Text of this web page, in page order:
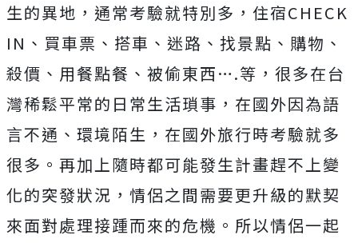
生的異地，通常考驗就特別多，住宿CHECK
IN、買車票、搭車、迷路、找景點、購物、
殺價、用餐點餐、被偷東西….等，很多在台
灣稀鬆平常的日常生活瑣事，在國外因為語
言不通、環境陌生，在國外旅行時考驗就多
很多。再加上隨時都可能發生計畫趕不上變
化的突發狀況，情侶之間需要更升級的默契
來面對處理接踵而來的危機。所以情侶一起